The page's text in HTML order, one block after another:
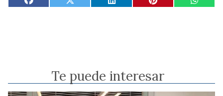
Te puede interesar